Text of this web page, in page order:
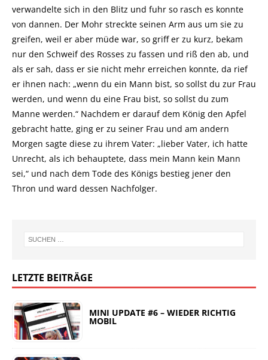
verwandelte sich in den Blitz und fuhr so rasch es konnte
von dannen. Der Mohr streckte seinen Arm aus um sie zu
greifen, weil er aber müde war, so griff er zu kurz, bekam
nur den Schweif des Rosses zu fassen und riß den ab, und
als er sah, dass er sie nicht mehr erreichen konnte, da rief
er ihnen nach: „wenn du ein Mann bist, so sollst du zur Frau
werden, und wenn du eine Frau bist, so sollst du zum
Manne werden.“ Nachdem er darauf dem König den Apfel
gebracht hatte, ging er zu seiner Frau und am andern
Morgen sagte diese zu ihrem Vater: „lieber Vater, ich hatte
Unrecht, als ich behauptete, dass mein Mann kein Mann
sei,“ und nach dem Tode des Königs bestieg jener den
Thron und ward dessen Nachfolger.
LETZTE BEITRÄGE
MINI UPDATE #6 – WIEDER RICHTIG
MOBIL